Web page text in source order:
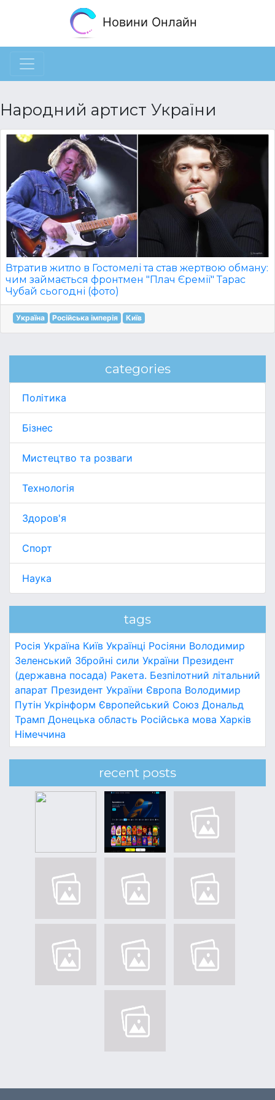
Новини Онлайн
Народний артист України
Втратив житло в Гостомелі та став жертвою обману:
чим займається фронтмен "Плач Єремії" Тарас
Чубай сьогодні (фото)
Україна Російська імперія Київ
categories
Політика
Бізнес
Мистецтво та розваги
Технологія
Здоров'я
Спорт
Наука
tags
Росія Україна Київ Українці Росіяни Володимир
Зеленський Збройні сили України Президент
(державна посада) Ракета. Безпілотний літальний
апарат Президент України Європа Володимир
Путін Укрінформ Європейський Союз Дональд
Трамп Донецька область Російська мова Харків
Німеччина
recent posts